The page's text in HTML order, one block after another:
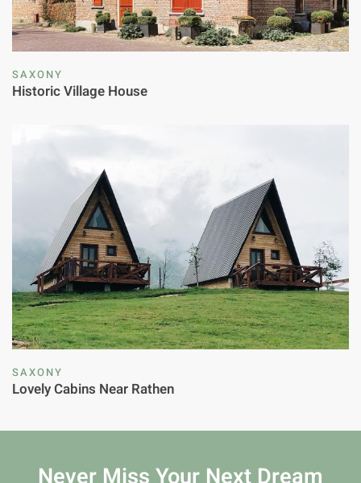
SAXONY
Historic Village House
SAXONY
Lovely Cabins Near Rathen